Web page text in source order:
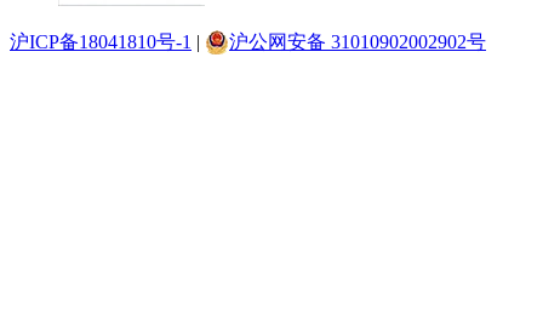
沪ICP备18041810号-1 | 沪公网安备 31010902002902号